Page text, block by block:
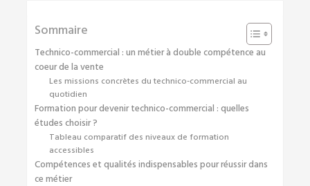
Sommaire
Technico-commercial : un métier à double compétence au
coeur de la vente
Les missions concrètes du technico-commercial au
quotidien
Formation pour devenir technico-commercial : quelles
études choisir ?
Tableau comparatif des niveaux de formation
accessibles
Compétences et qualités indispensables pour réussir dans
ce métier